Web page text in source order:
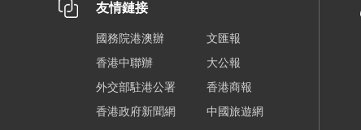
友情鏈接
國務院港澳辦
文匯報
香港中聯辦
大公報
外交部駐港公署
香港商報
香港政府新聞網
中國旅遊網